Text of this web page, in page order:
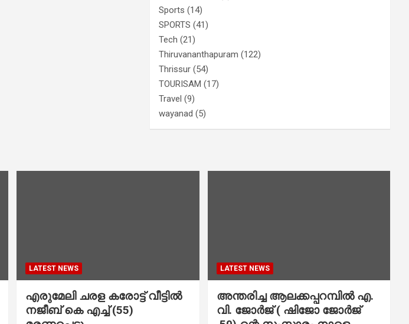
Sports (14)
SPORTS (41)
Tech (21)
Thiruvananthapuram (122)
Thrissur (54)
TOURISAM (17)
Travel (9)
wayanad (5)
LATEST NEWS
എരുമേലി ചരള കരോട്ട് വീട്ടിൽ
നജീബ് കെ എച്ച് (55)
LATEST NEWS
അന്തരിച്ച ആ​ല​ക്ക​പ്പ​റമ്പിൽ​ എ.​
വി. ജോ​ർ​ജ് ( ഷിജോ ജോർജ്